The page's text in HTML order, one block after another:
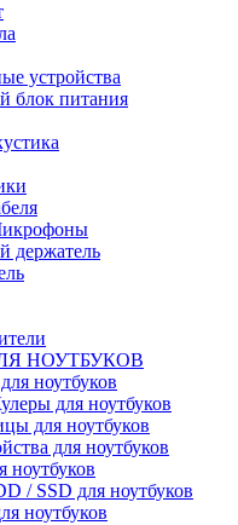
устройства
блок питания
держатель
НОУТБУКОВ
ноутбуков
для ноутбуков
для ноутбуков
для ноутбуков
ноутбуков
/ SSD для ноутбуков
ноутбуков